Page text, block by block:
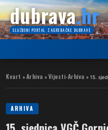
dubrava.hr
SLUŽBENI PORTAL ZAGREBAČKE DUBRAVE
Kvart » Arhiva » Vijesti-Arhiva » 15.
ARHIVA